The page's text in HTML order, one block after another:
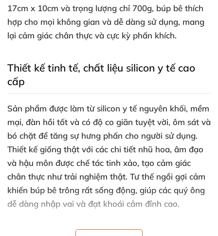
17cm x 10cm và trọng lượng chỉ 700g, búp bê thích
hợp cho mọi không gian và dễ dàng sử dụng, mang
lại cảm giác chân thực và cực kỳ phấn khích.
Thiết kế tinh tế, chất liệu silicon y tế cao
cấp
Sản phẩm được làm từ silicon y tế nguyên khối, mềm
mại, đàn hồi tốt và có độ co giãn tuyệt vời, ôm sát và
bó chặt để tăng sự hưng phấn cho người sử dụng.
Thiết kế giống thật với các chi tiết nhũ hoa, âm đạo
và hậu môn được chế tác tinh xảo, tạo cảm giác
chân thực như trải nghiệm thật. Tư thế ngồi gợi cảm
khiến búp bê trông rất sống động, giúp các quý ông
dễ dàng nhập vai và đạt khoái cảm đỉnh cao.